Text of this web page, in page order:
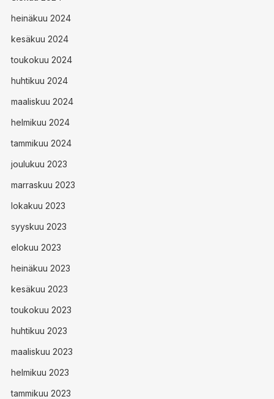
heinäkuu 2024
kesäkuu 2024
toukokuu 2024
huhtikuu 2024
maaliskuu 2024
helmikuu 2024
tammikuu 2024
joulukuu 2023
marraskuu 2023
lokakuu 2023
syyskuu 2023
elokuu 2023
heinäkuu 2023
kesäkuu 2023
toukokuu 2023
huhtikuu 2023
maaliskuu 2023
helmikuu 2023
tammikuu 2023